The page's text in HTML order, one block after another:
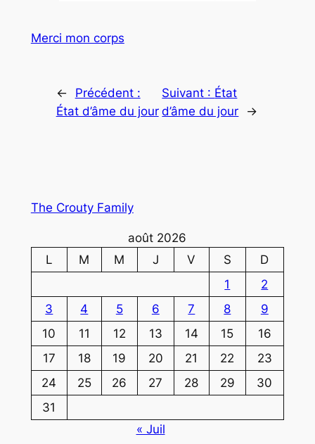
Merci mon corps
←
Précédent :
État d’âme du jour
Suivant : État
d’âme du jour
→
The Crouty Family
août 2026
L
M M J V S
D
1
2
3
4 5 6 7 8
9
10
11 12 13 14 15
16
17
18 19 20 21 22
23
24
25 26 27 28 29
30
31
« Juil